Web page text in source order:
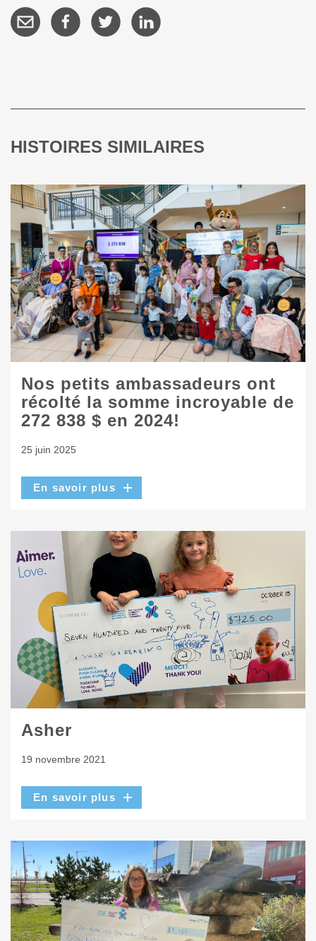
HISTOIRES SIMILAIRES
Nos petits ambassadeurs ont
récolté la somme incroyable de
272 838 $ en 2024!
25 juin 2025
En savoir plus
Asher
19 novembre 2021
En savoir plus